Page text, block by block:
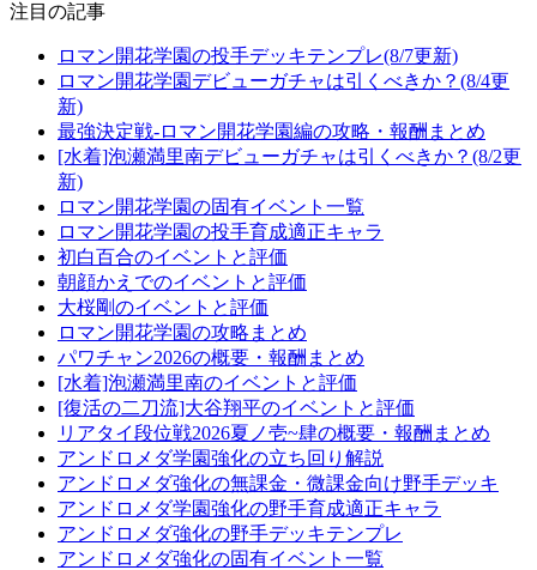
注目の記事
ロマン開花学園の投手デッキテンプレ(8/7更新)
ロマン開花学園デビューガチャは引くべきか？(8/4更
新)
最強決定戦-ロマン開花学園編の攻略・報酬まとめ
[水着]泡瀬満里南デビューガチャは引くべきか？(8/2更
新)
ロマン開花学園の固有イベント一覧
ロマン開花学園の投手育成適正キャラ
初白百合のイベントと評価
朝顔かえでのイベントと評価
大桜剛のイベントと評価
ロマン開花学園の攻略まとめ
パワチャン2026の概要・報酬まとめ
[水着]泡瀬満里南のイベントと評価
[復活の二刀流]大谷翔平のイベントと評価
リアタイ段位戦2026夏ノ壱~肆の概要・報酬まとめ
アンドロメダ学園強化の立ち回り解説
アンドロメダ強化の無課金・微課金向け野手デッキ
アンドロメダ学園強化の野手育成適正キャラ
アンドロメダ強化の野手デッキテンプレ
アンドロメダ強化の固有イベント一覧